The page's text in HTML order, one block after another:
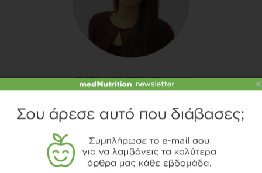
ΒΆΣΙΑ ΚΩΝΣΤΑΝΤΙΝΊΔΗ
Διαιτολόγος - Διατροφολόγος, M.Sc.
Η Βάσια Κωνσταντινίδη είναι Διαιτολόγος –
Διατροφολόγος με μετεκπαίδευση (M.Sc.) στη
Διατροφή & Μεταβολισμό. Από το 2016 εργάζεται
στο τμήμα Επιστημονικής Υποστήριξης του πρώτου
portal διατροφής medNutrition.gr, ενώ παρέχει
×